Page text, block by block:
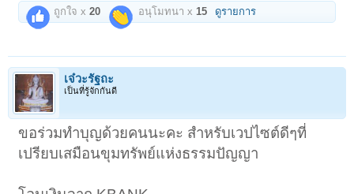
ถูกใจ x20 อนุโมทนา x 15 ดูรายการ
เจ๋วะรัฐถะ
เป็นที่รู้จักกันดี
ขอร่วมทำบุญด้วยคนนะคะ สำหรับเวปไซต์ดีๆที่
เปรียบเสมือนขุมทรัพย์แห่งธรรมปัญญา